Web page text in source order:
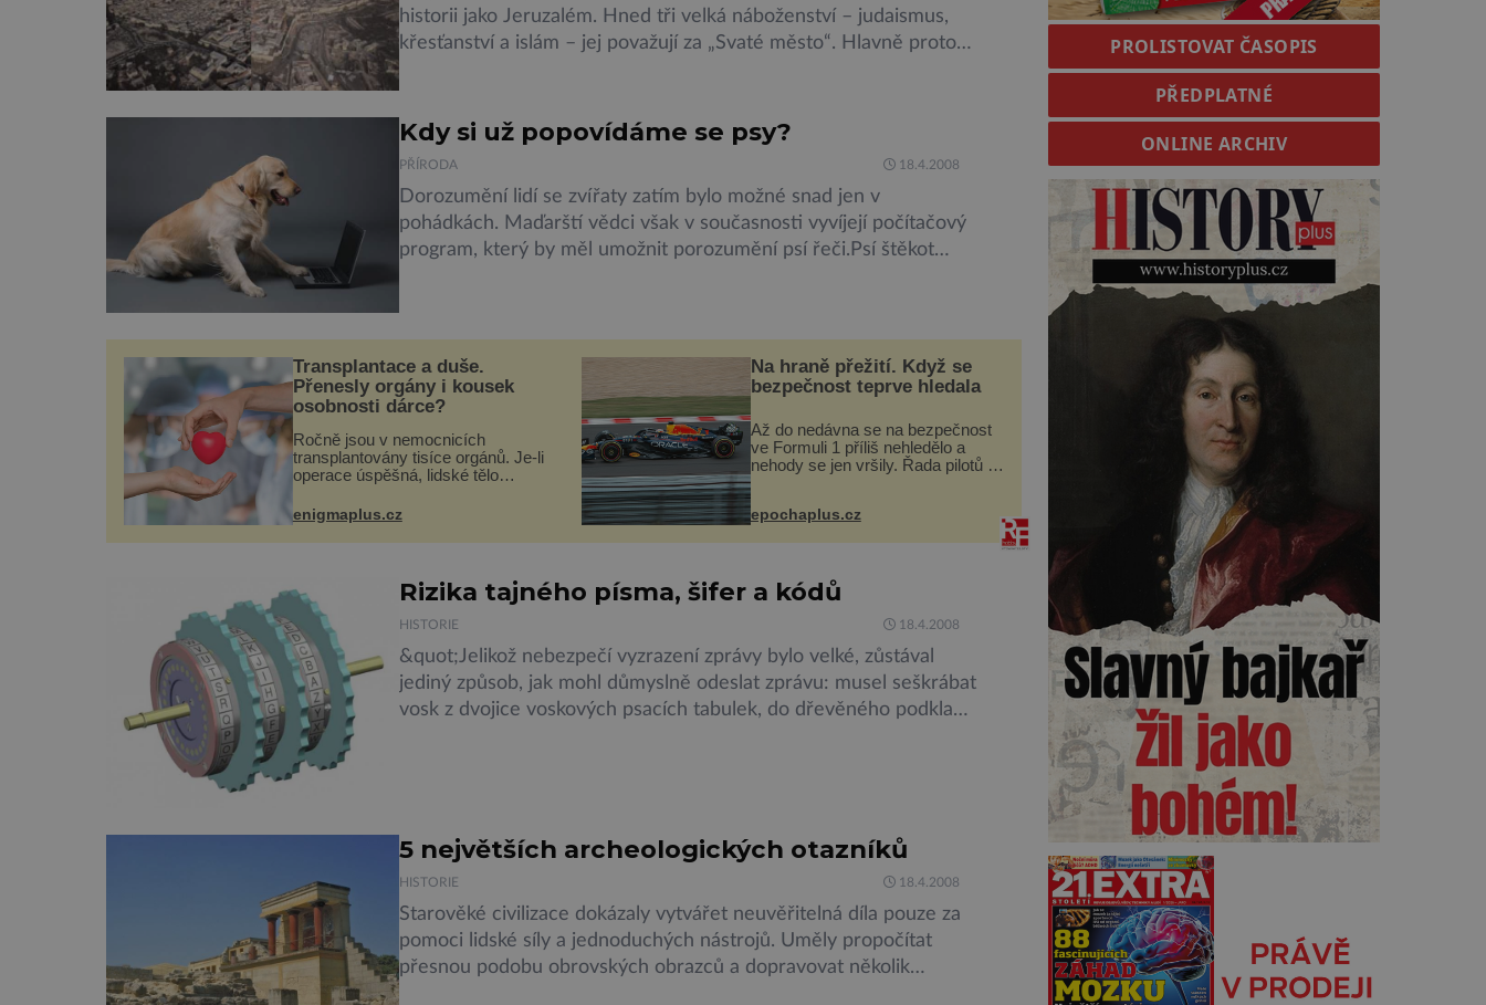
historii jako Jeruzalém. Hned tři velká náboženství – judaismus,
křesťanství a islám – jej považují za „Svaté město“. Hlavně proto
Jeruzalémě, židé věří, že Bůh si toto město zvolil, […]
Kdy si už popovídáme se psy?
PŘÍRODA 18.4.2008
Dorozumění lidí se zvířaty zatím bylo možné snad jen v
pohádkách. Maďarští vědci však v současnosti vyvíjejí počítačový
program, který by měl umožnit porozumění psí řeči.Psí štěkot
navenek. […]
Transplantace a duše.
Přenesly orgány i kousek
osobnosti dárce?
Ročně jsou v nemocnicích
transplantovány tisíce orgánů. Je-li
operace úspěšná, lidské tělo
pacient může vést plnohodnotný
život. Ale co když při transplantaci
nepřijímám...
enigmaplus.cz
Na hraně přežití. Když se
bezpečnost teprve hledala
Až do nedávna se na bezpečnost
ve Formuli 1 příliš nehledělo a
nehody se jen vršily. Řada pilotů to
poznala na vlastní kůži, často s
trvalými následky nebo bohužel i
ztrátou života. Dnes
epochaplus.cz
Rizika tajného písma, šifer a kódů
HISTORIE 18.4.2008
&quot;Jelikož nebezpečí vyzrazení zprávy bylo velké, zůstával
jediný způsob, jak mohl důmyslně odeslat zprávu: musel seškrábat
vosk z dvojice voskových psacích tabulek, do dřevěného podkladu
5 největších archeologických otazníků
HISTORIE 18.4.2008
Starověké civilizace dokázaly vytvářet neuvěřitelná díla pouze za
pomoci lidské síly a jednoduchých nástrojů. Uměly propočítat
přesnou podobu obrovských obrazců a dopravovat několik
PROLISTOVAT ČASOPIS
PŘEDPLATNÉ
ONLINE ARCHIV